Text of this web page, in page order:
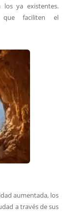
los ya existentes.
que faciliten el
aumentada, los
a través de sus